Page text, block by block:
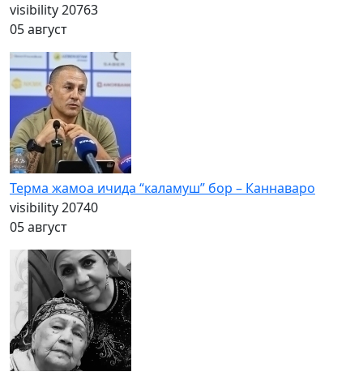
visibility20763
05 август
Терма жамоа ичида “каламуш” бор – Каннаваро
visibility20740
05 август